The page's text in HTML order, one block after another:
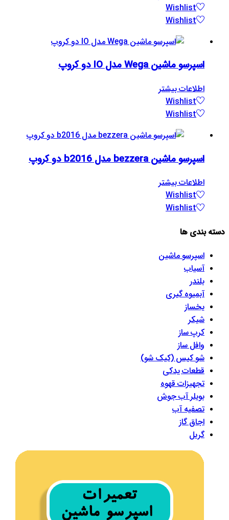
Wishlist
Wishlist
اسپرسو ماشین Wega مدل IO دو کروپ
اطلاعات بیشتر
Wishlist
Wishlist
اسپرسو ماشین bezzera مدل b2016 دو کروپ
اطلاعات بیشتر
Wishlist
Wishlist
دسته بندی ها
اسپرسو‌ ماشین
آسیاب
بلندر
آبمیوه گیری
یخساز
شیکر
کرپ ساز
وافل ساز
شو کیس (کیک شو)
قطعات یدکی
تجهیزات قهوه
بویلر آب جوش
تصفیه آب
اجاق گاز
گریل